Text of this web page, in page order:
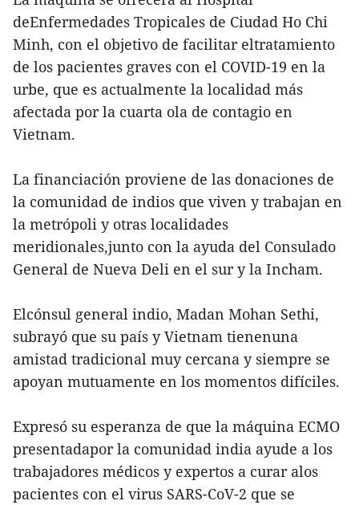
deEnfermedades Tropicales de Ciudad Ho Chi
Minh, con el objetivo de facilitar eltratamiento
de los pacientes graves con el COVID-19 en la
urbe, que es actualmente la localidad más
afectada por la cuarta ola de contagio en
Vietnam.
La financiación proviene de las donaciones de
la comunidad de indios que viven y trabajan en
la metrópoli y otras localidades
meridionales,junto con la ayuda del Consulado
General de Nueva Deli en el sur y la Incham.
Elcónsul general indio, Madan Mohan Sethi,
subrayó que su país y Vietnam tienenuna
amistad tradicional muy cercana y siempre se
apoyan mutuamente en los momentos difíciles.
Expresó su esperanza de que la máquina ECMO
presentadapor la comunidad india ayude a los
trabajadores médicos y expertos a curar alos
pacientes con el virus SARS-CoV-2 que se